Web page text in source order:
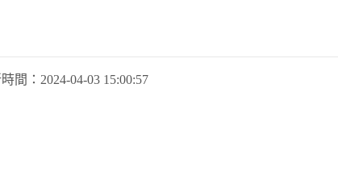
間： 2024-04-03 15:00:57